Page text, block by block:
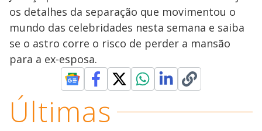
y
V
i
M
u
d
o
os detalhes da separação que movimentou o
mundo das celebridades nesta semana e saiba
se o astro corre o risco de perder a mansão
para a ex-esposa.
Últimas